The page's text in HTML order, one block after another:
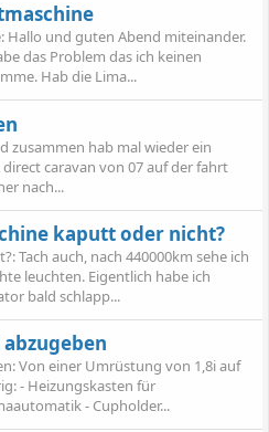
Hallo und guten Abend miteinander.
das Problem das ich keinen
Hab die Lima...
zusammen hab mal wieder ein
caravan von 07 auf der fahrt
nach...
kaputt oder nicht?
Tach auch, nach 440000km sehe ich
leuchten. Eigentlich habe ich
bald schlapp...
Von einer Umrüstung von 1,8i auf
- Heizungskasten für
- Cupholder...